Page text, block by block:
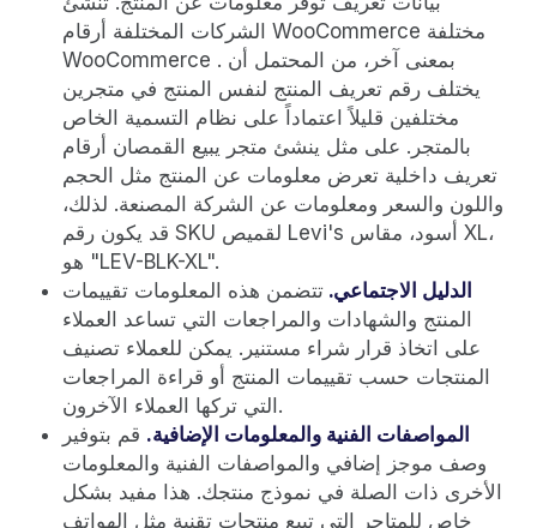
الشركات المختلفة أرقام WooCommerce مختلفة
WooCommerce . بمعنى آخر، من المحتمل أن
يختلف رقم تعريف المنتج لنفس المنتج في متجرين
مختلفين قليلاً اعتماداً على نظام التسمية الخاص
بالمتجر. على مثل ينشئ متجر يبيع القمصان أرقام
تعريف داخلية تعرض معلومات عن المنتج مثل الحجم
واللون والسعر ومعلومات عن الشركة المصنعة. لذلك،
قد يكون رقم SKU لقميص Levi's أسود، مقاس XL،
هو "LEV-BLK-XL".
الدليل الاجتماعي. تتضمن هذه المعلومات تقييمات
المنتج والشهادات والمراجعات التي تساعد العملاء
على اتخاذ قرار شراء مستنير. يمكن للعملاء تصنيف
المنتجات حسب تقييمات المنتج أو قراءة المراجعات
التي تركها العملاء الآخرون.
المواصفات الفنية والمعلومات الإضافية. قم بتوفير
وصف موجز إضافي والمواصفات الفنية والمعلومات
الأخرى ذات الصلة في نموذج منتجك. هذا مفيد بشكل
خاص للمتاجر التي تبيع منتجات تقنية مثل الهواتف